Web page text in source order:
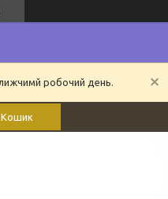
робочий день.
Кошик